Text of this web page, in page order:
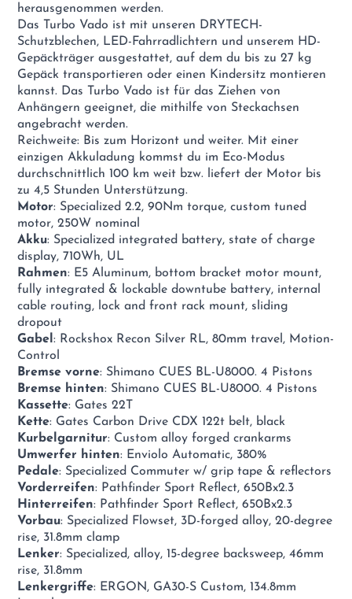
herausgenommen werden.
Das Turbo Vado ist mit unseren DRYTECH-
Schutzblechen, LED-Fahrradlichtern und unserem HD-
Gepäckträger ausgestattet, auf dem du bis zu 27 kg
Gepäck transportieren oder einen Kindersitz montieren
kannst. Das Turbo Vado ist für das Ziehen von
Anhängern geeignet, die mithilfe von Steckachsen
angebracht werden.
Reichweite: Bis zum Horizont und weiter. Mit einer
einzigen Akkuladung kommst du im Eco-Modus
durchschnittlich 100 km weit bzw. liefert der Motor bis
zu 4,5 Stunden Unterstützung.
Motor: Specialized 2.2, 90Nm torque, custom tuned
motor, 250W nominal
Akku: Specialized integrated battery, state of charge
display, 710Wh, UL
Rahmen: E5 Aluminum, bottom bracket motor mount,
fully integrated & lockable downtube battery, internal
cable routing, lock and front rack mount, sliding
dropout
Gabel: Rockshox Recon Silver RL, 80mm travel, Motion-
Control
Bremse vorne: Shimano CUES BL-U8000. 4 Pistons
Bremse hinten: Shimano CUES BL-U8000. 4 Pistons
Kassette: Gates 22T
Kette: Gates Carbon Drive CDX 122t belt, black
Kurbelgarnitur: Custom alloy forged crankarms
Umwerfer hinten: Enviolo Automatic, 380%
Pedale: Specialized Commuter w/ grip tape & reflectors
Vorderreifen: Pathfinder Sport Reflect, 650Bx2.3
Hinterreifen: Pathfinder Sport Reflect, 650Bx2.3
Vorbau: Specialized Flowset, 3D-forged alloy, 20-degree
rise, 31.8mm clamp
Lenker: Specialized, alloy, 15-degree backsweep, 46mm
rise, 31.8mm
Lenkergriffe: ERGON, GA30-S Custom, 134.8mm